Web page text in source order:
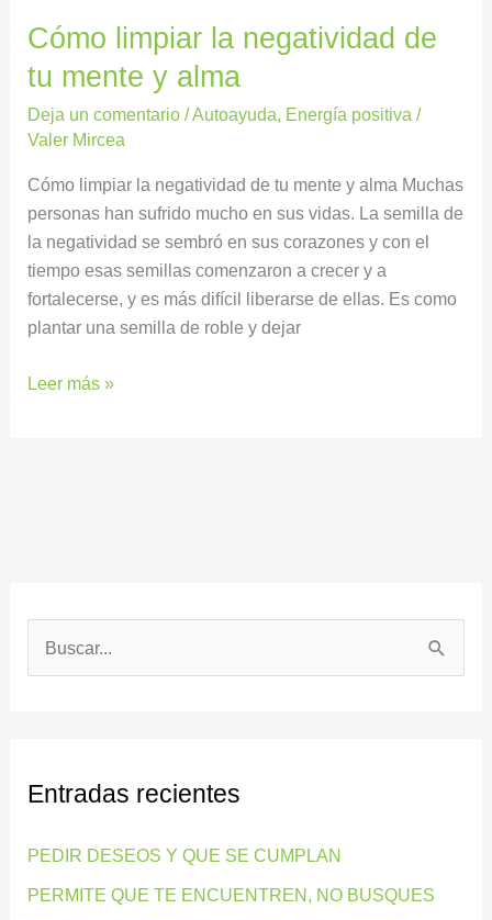
Cómo limpiar la negatividad de
tu mente y alma
Deja un comentario /Autoayuda, Energía positiva /
Valer Mircea
Cómo limpiar la negatividad de tu mente y alma Muchas
personas han sufrido mucho en sus vidas. La semilla de
la negatividad se sembró en sus corazones y con el
tiempo esas semillas comenzaron a crecer y a
fortalecerse, y es más difícil liberarse de ellas. Es como
plantar una semilla de roble y dejar
Leer más »
a
p
o
Entradas recientes
PEDIR DESEOS Y QUE SE CUMPLAN
PERMITE QUE TE ENCUENTREN, NO BUSQUES